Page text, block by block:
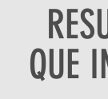
QUE